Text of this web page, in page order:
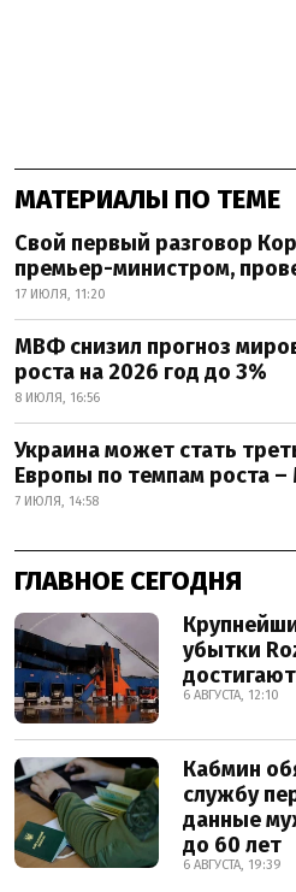
МАТЕРИАЛЫ ПО ТЕМЕ
Свой первый разговор
премьер-министром,
17 ИЮЛЯ, 11:20
МВФ снизил прогноз
роста на 2026 год до 3%
8 ИЮЛЯ, 16:56
Украина может стать
Европы по темпам роста
7 ИЮЛЯ, 14:58
ГЛАВНОЕ СЕГОДНЯ
убытки
6 АВГУСТА, 12:10
Кабмин
службу
данные
до 60 лет
6 АВГУСТА, 19:39